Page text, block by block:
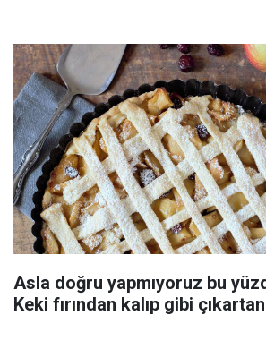
Asla doğru yapmıyoruz bu
Keki fırından kalıp gibi